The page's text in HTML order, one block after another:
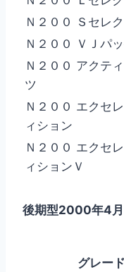
Ｎ２００ Ｓセレ
Ｎ２００ ＶＪパ
Ｎ２００ アクテ
ツ
Ｎ２００ エクセ
ィション
Ｎ２００ エクセ
ィションＶ
後期型2000年4
グレード